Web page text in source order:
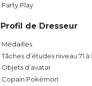
Party Play
Profil de Dresseur
Médailles
Tâches d’études niveau 71 à
Objets d’avatar
Copain Pokémon